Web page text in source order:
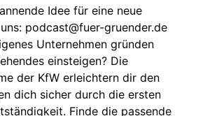
Idee für eine neue
uns: ⁠⁠⁠⁠⁠⁠podcast@fuer-gruender.de⁠⁠⁠⁠⁠⁠
Unternehmen gründen
einsteigen? Die
der KfW erleichtern dir den
dich sicher durch die ersten
Finde die passende